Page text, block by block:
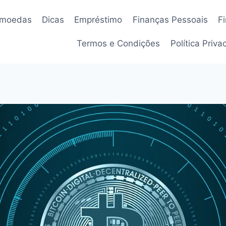
Dicas Empréstimo Finanças Pessoais
Termos e Condições Política